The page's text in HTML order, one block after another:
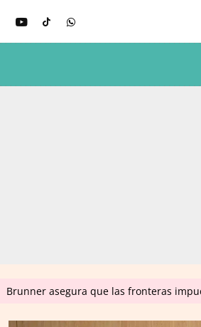
Brunner asegura que las fronteras